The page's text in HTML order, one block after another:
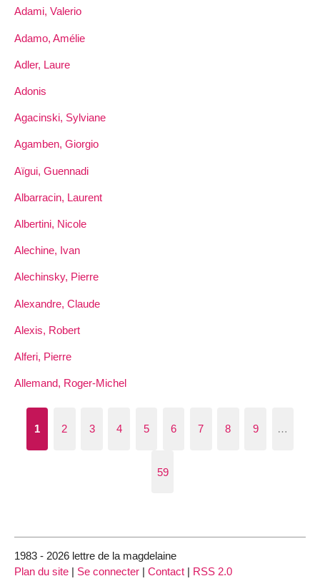
Adami, Valerio
Adamo, Amélie
Adler, Laure
Adonis
Agacinski, Sylviane
Agamben, Giorgio
Aïgui, Guennadi
Albarracin, Laurent
Albertini, Nicole
Alechine, Ivan
Alechinsky, Pierre
Alexandre, Claude
Alexis, Robert
Alferi, Pierre
Allemand, Roger-Michel
1 2 3 4 5 6 7 8 9 …
59
1983 - 2026 lettre de la magdelaine
Plan du site | Se connecter | Contact | RSS 2.0